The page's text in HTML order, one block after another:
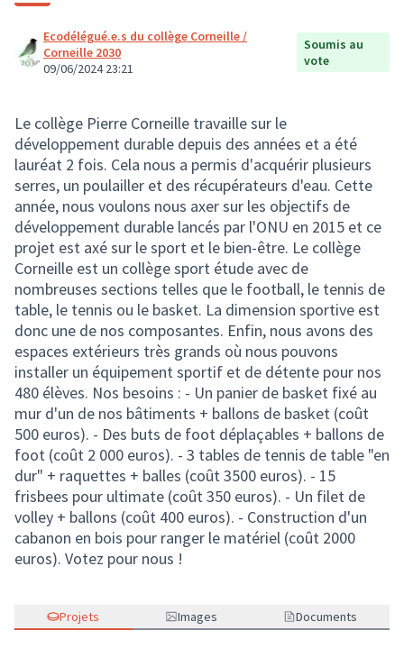
Ecodélégué.e.s du collège Corneille /
Corneille 2030
09/06/2024 23:21
Soumis au
vote
Le collège Pierre Corneille travaille sur le
développement durable depuis des années et a été
lauréat 2 fois. Cela nous a permis d'acquérir plusieurs
serres, un poulailler et des récupérateurs d'eau. Cette
année, nous voulons nous axer sur les objectifs de
développement durable lancés par l'ONU en 2015 et ce
projet est axé sur le sport et le bien-être. Le collège
Corneille est un collège sport étude avec de
nombreuses sections telles que le football, le tennis de
table, le tennis ou le basket. La dimension sportive est
donc une de nos composantes. Enfin, nous avons des
espaces extérieurs très grands où nous pouvons
installer un équipement sportif et de détente pour nos
480 élèves. Nos besoins : - Un panier de basket fixé au
mur d'un de nos bâtiments + ballons de basket (coût
500 euros). - Des buts de foot déplaçables + ballons de
foot (coût 2 000 euros). - 3 tables de tennis de table "en
dur" + raquettes + balles (coût 3500 euros). - 15
frisbees pour ultimate (coût 350 euros). - Un filet de
volley + ballons (coût 400 euros). - Construction d'un
cabanon en bois pour ranger le matériel (coût 2000
euros). Votez pour nous !
Projets Images Documents